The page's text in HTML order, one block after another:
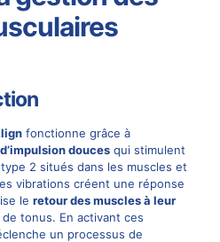
fonctionne grâce à
doucesqui stimulent
2 situés dans les muscles et
vibrations créent une réponse
le retour des muscles à leur
tonus. En activant ces
un processus de